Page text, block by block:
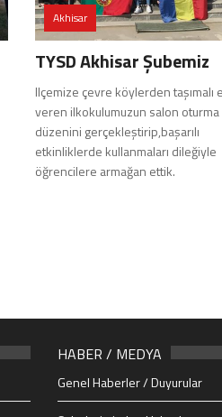
Akhisar
TYSD Akhisar Şubemiz
llçemize çevre köylerden taşımalı
veren ilkokulumuzun salon oturma
düzenini gerçekleştirip,başarılı
etkinliklerde kullanmaları dileğiyle
öğrencilere armağan ettik.
HABER / MEDYA
Genel Haberler / Duyurular